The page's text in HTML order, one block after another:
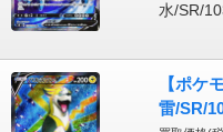
水/SR/
【ポケ
雷/SR/